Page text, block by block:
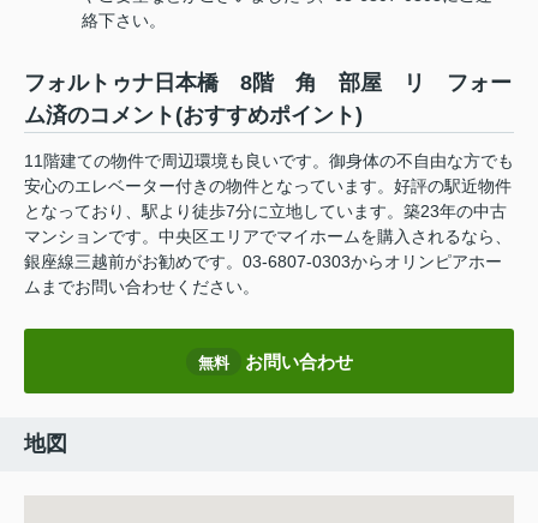
絡下さい。
フォルトゥナ日本橋 8階 角 部屋 リ フォー
ム済のコメント(おすすめポイント)
11階建ての物件で周辺環境も良いです。御身体の不自由な方でも
安心のエレベーター付きの物件となっています。好評の駅近物件
となっており、駅より徒歩7分に立地しています。築23年の中古
マンションです。中央区エリアでマイホームを購入されるなら、
銀座線三越前がお勧めです。03-6807-0303からオリンピアホー
ムまでお問い合わせください。
無料 お問い合わせ
地図